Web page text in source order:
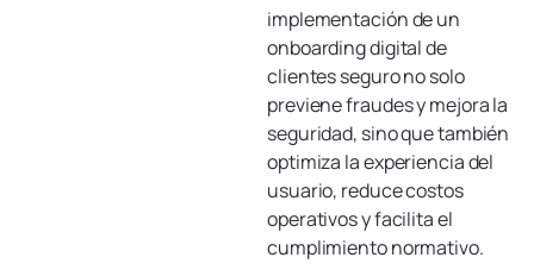
implementación de un
onboarding digital de
clientes seguro no solo
previene fraudes y mejora la
seguridad, sino que también
optimiza la experiencia del
usuario, reduce costos
operativos y facilita el
cumplimiento normativo.